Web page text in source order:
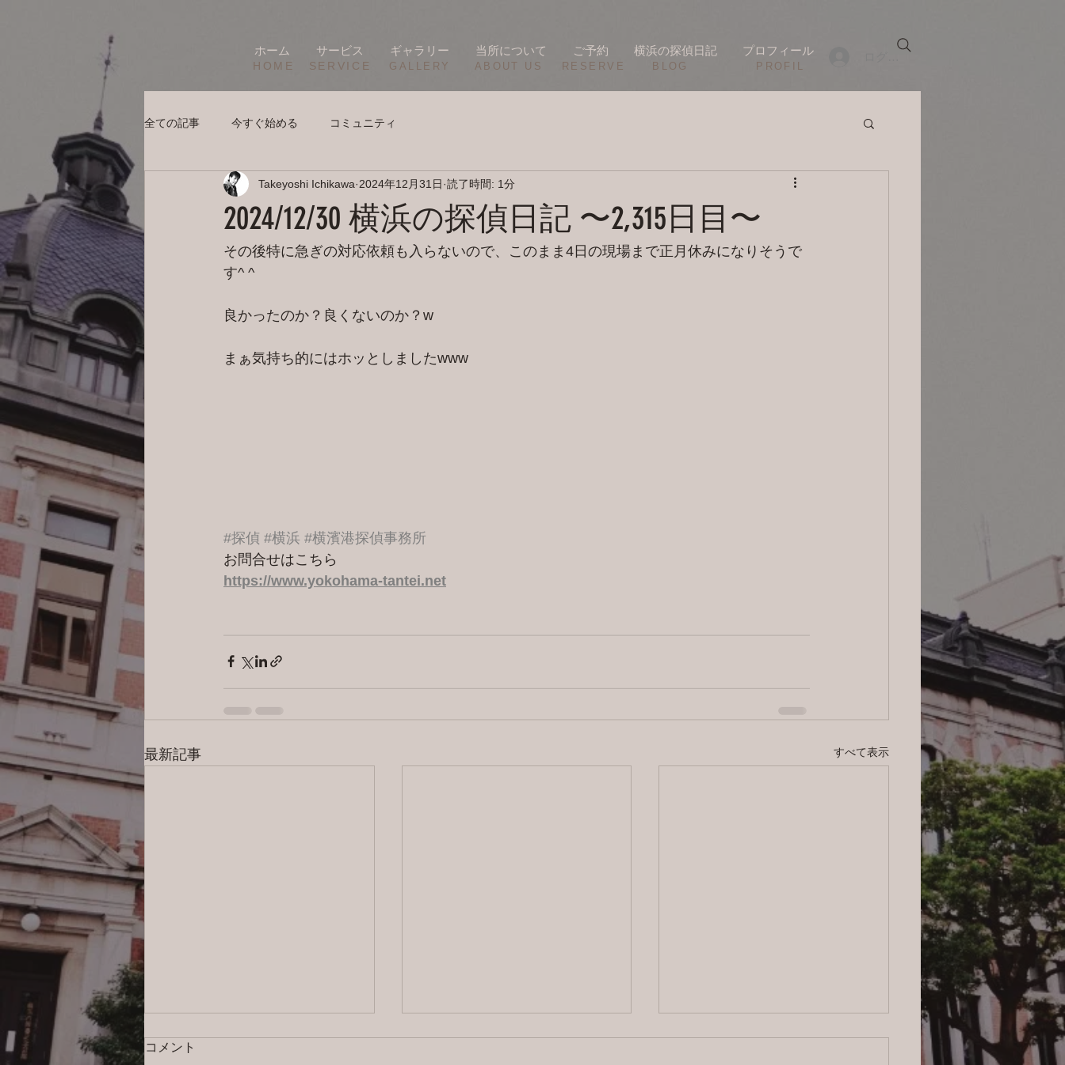
ログイン
ホーム サービス ギャラリー 当所について ご予約 横浜の探偵日記 プロフィール
HOME SERVICE ​GALLERY ​ABOUT US ​PROFIL
RESERVE BLOG
全ての記事 今すぐ始める コミュニティ
2024/12/30 横浜の探偵日記 〜2,315日目〜
Takeyoshi Ichikawa 2024年12月31日 読了時間: 1分
その後特に急ぎの対応依頼も入らないので、このまま4日の現場まで正月休みになりそうで
す^ ^
良かったのか？良くないのか？w
まぁ気持ち的にはホッとしましたwww
#探偵 #横浜 #横濱港探偵事務所
お問合せはこちら
https://www.yokohama-tantei.net
最新記事 すべて表示
コメント